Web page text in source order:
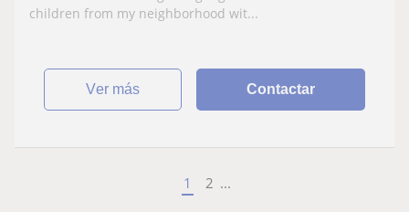
children from my neighborhood wit...
ver más Contactar
1 2 ...